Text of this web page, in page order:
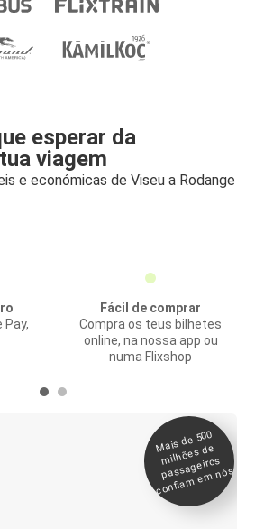
esperar da
tua viagem
e económicas de Viseu a Rodange
Pay,
Fácil de comprar
Compra os teus bilhetes
online, na nossa app ou
numa Flixshop
Mais de 500
milhões de
passageiros
confia
m e
m nós